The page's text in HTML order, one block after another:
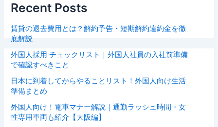
Recent Posts
賃貸の退去費用とは？解約予告・短期解約違約金を徹
底解説
外国人採用 チェックリスト｜外国人社員の入社前準備
で確認すべきこと
日本に到着してからやることリスト！外国人向け生活
準備まとめ
外国人向け！電車マナー解説｜通勤ラッシュ時間・女
性専用車両も紹介【大阪編】